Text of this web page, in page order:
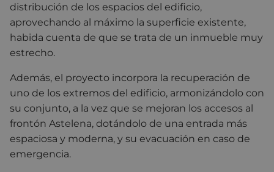
distribución de los espacios del edificio,
aprovechando al máximo la superficie existente,
habida cuenta de que se trata de un inmueble muy
estrecho.
Además, el proyecto incorpora la recuperación de
uno de los extremos del edificio, armonizándolo con
su conjunto, a la vez que se mejoran los accesos al
frontón Astelena, dotándolo de una entrada más
espaciosa y moderna, y su evacuación en caso de
emergencia.